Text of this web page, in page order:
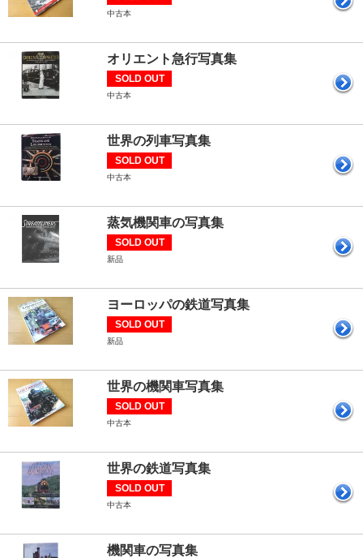
中古本
オリエント急行写真集
SOLD OUT
中古本
世界の列車写真集
SOLD OUT
中古本
蒸気機関車の写真集
SOLD OUT
新品
ヨーロッパの鉄道写真集
SOLD OUT
新品
世界の機関車写真集
SOLD OUT
中古本
世界の鉄道写真集
SOLD OUT
中古本
機関車の写真集